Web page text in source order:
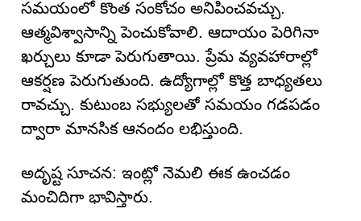
సమయంలో కొంత సంకోచం అనిపించవచ్చు.
ఆత్మవిశ్వాసాన్ని పెంచుకోవాలి. ఆదాయం పెరిగినా
ఖర్చులు కూడా పెరుగుతాయి. ప్రేమ వ్యవహారాల్లో
ఆకర్షణ పెరుగుతుంది. ఉద్యోగాల్లో కొత్త బాధ్యతలు
రావచ్చు. కుటుంబ సభ్యులతో సమయం గడపడం
ద్వారా మానసిక ఆనందం లభిస్తుంది.
అదృష్ట సూచన: ఇంట్లో నెమలి ఈక ఉంచడం
మంచిదిగా భావిస్తారు.